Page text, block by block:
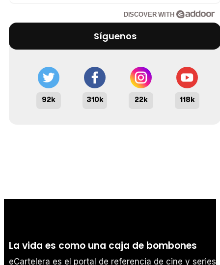
DISCOVER WITH
Síguenos
92k 310k 22k 118k
La vida es como una caja de bombones
eCartelera es el portal de referencia de cine y series.